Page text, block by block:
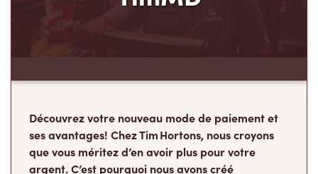
ses avantages! Chez Tim Hortons, nous croyons
que vous méritez d’en avoir plus pour votre
argent. C’est pourquoi nous avons créé
Finances TimMD. Avec la Carte de crédit TimMD,